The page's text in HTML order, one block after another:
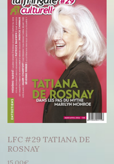
LFC #29 TATIANA DE
ROSNAY